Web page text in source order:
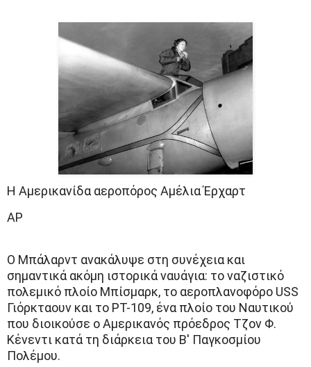
Η Αμερικανίδα αεροπόρος Αμέλια Έρχαρτ
AP
Ο Μπάλαρντ ανακάλυψε στη συνέχεια και
σημαντικά ακόμη ιστορικά ναυάγια: το ναζιστικό
πολεμικό πλοίο Μπίσμαρκ, το αεροπλανοφόρο USS
Γιόρκταουν και το PT-109, ένα πλοίο του Ναυτικού
που διοικούσε ο Αμερικανός πρόεδρος Τζον Φ.
Κένεντι κατά τη διάρκεια του Β' Παγκοσμίου
Πολέμου.